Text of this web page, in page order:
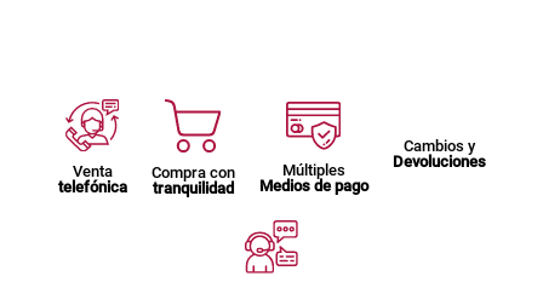
Venta
telefónica
Compra con
tranquilidad
Múltiples
Medios de pago
Cambios y
Devoluciones